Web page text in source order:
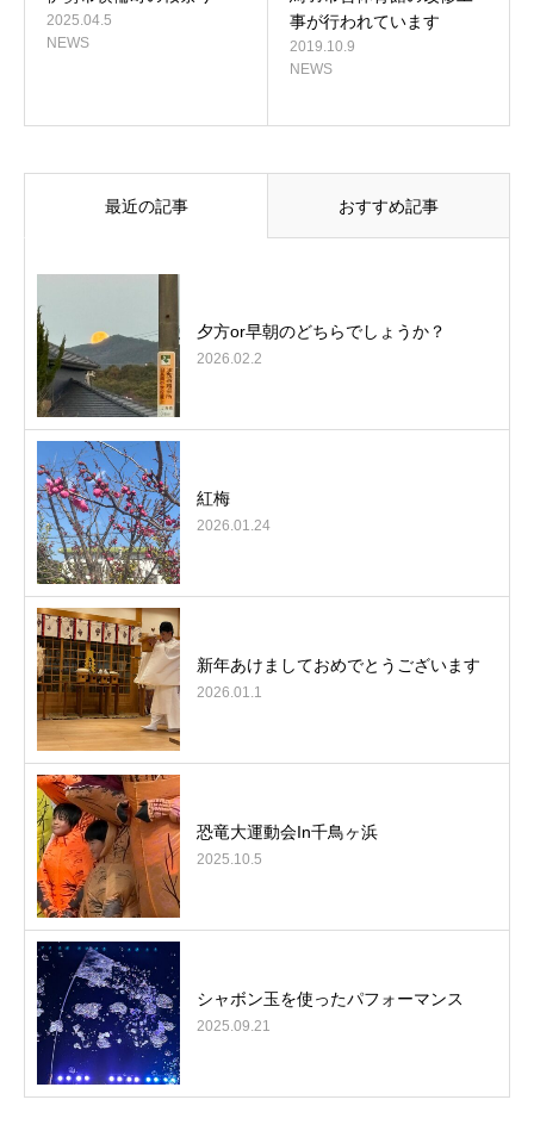
2025.04.5
NEWS
事が行われています
2019.10.9
NEWS
最近の記事 おすすめ記事
夕方or早朝のどちらでしょうか？
2026.02.2
紅梅
2026.01.24
新年あけましておめでとうございます
2026.01.1
恐竜大運動会In千鳥ヶ浜
2025.10.5
シャボン玉を使ったパフォーマンス
2025.09.21